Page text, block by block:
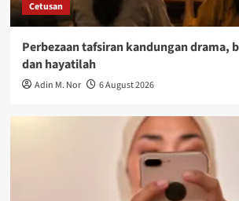
Cetusan
Perbezaan tafsiran kandungan drama,
dan hayatilah
Adin M. Nor 6 August 2026